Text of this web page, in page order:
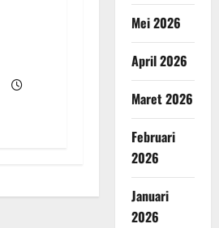
Mei 2026
April 2026
Maret 2026
Februari
2026
Januari
2026